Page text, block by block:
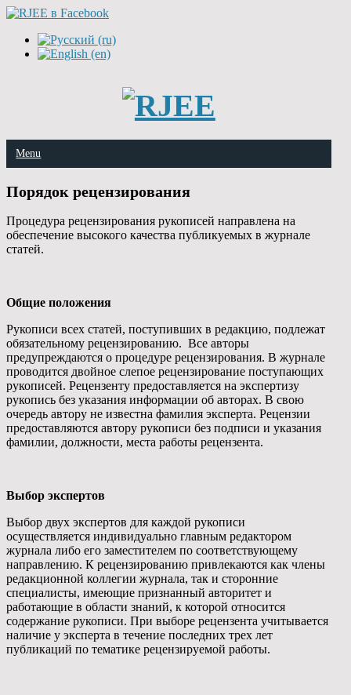
Menu
Порядок рецензирования
Процедура рецензирования рукописей направлена на
обеспечение высокого качества публикуемых в журнале
статей.
Общие положения
Рукописи всех статей, поступивших в редакцию, подлежат
обязательному рецензированию. Все авторы
предупреждаются о процедуре рецензирования. В журнале
проводится двойное слепое рецензирование поступающих
рукописей. Рецензенту предоставляется на экспертизу
рукопись без указания информации об авторах. В свою
очередь автору не известна фамилия эксперта. Рецензии
предоставляются автору рукописи без подписи и указания
фамилии, должности, места работы рецензента.
Выбор экспертов
Выбор двух экспертов для каждой рукописи
осуществляется индивидуально главным редактором
журнала либо его заместителем по соответствующему
направлению. К рецензированию привлекаются как члены
редакционной коллегии журнала, так и сторонние
специалисты, имеющие признанный авторитет и
работающие в области знаний, к которой относится
содержание рукописи. При выборе рецензента учитывается
наличие у эксперта в течение последних трех лет
публикаций по тематике рецензируемой работы.